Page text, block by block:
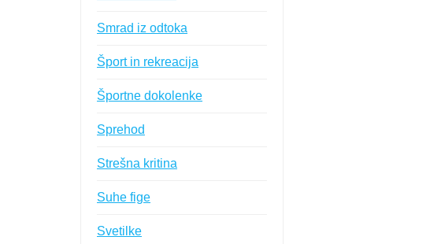
Smrad iz odtoka
Šport in rekreacija
Športne dokolenke
Sprehod
Strešna kritina
Suhe fige
Svetilke